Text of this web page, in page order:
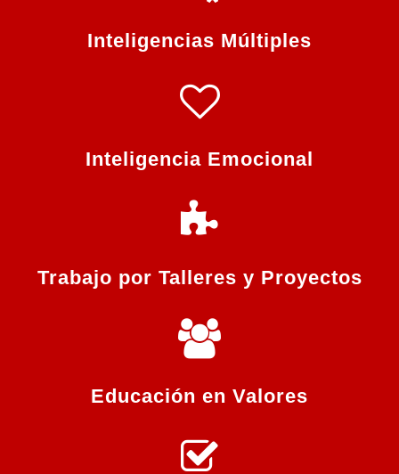
Inteligencias Múltiples
Inteligencia Emocional
Trabajo por Talleres y Proyectos
Educación en Valores